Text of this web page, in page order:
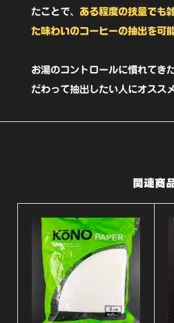
ー
ン
21LG【1
ト
レ
ッ
ト】
個
たことで、 ある程度の技量でも
た味わいのコーヒーの抽出を可
お湯のコントロールに慣れてき
だわって抽出したい人にオスス
関連商